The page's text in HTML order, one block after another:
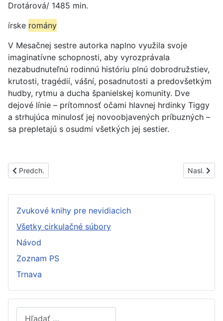
Drotárová/ 1485 min.
írske romány
V Mesačnej sestre autorka naplno využila svoje
imaginatívne schopnosti, aby vyrozprávala
nezabudnuteľnú rodinnú históriu plnú dobrodružstiev,
krutosti, tragédií, vášní, posadnutosti a predovšetkým
hudby, rytmu a ducha španielskej komunity. Dve
dejové línie – prítomnosť očami hlavnej hrdinky Tiggy
a strhujúca minulosť jej novoobjavených príbuzných –
sa prepletajú s osudmi všetkých jej sestier.
Predchádzajúci článok: PS1453B
Predch. Nasl.
Zvukové knihy pre nevidiacich
Všetky cirkulačné súbory
Návod
Zoznam PS
Trnava
Hľadať